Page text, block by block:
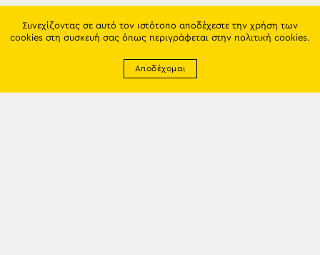
Συνεχίζοντας σε αυτό τον ιστότοπο αποδέχεστε την χρήση των
cookies στη συσκευή σας όπως περιγράφεται στην πολιτική cookies.
Αποδέχομαι